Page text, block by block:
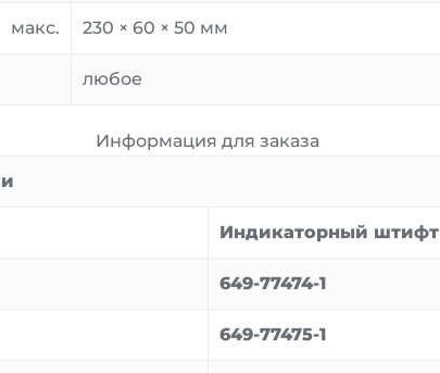
макс. 230 × 60 × 50 мм
любое
Информация для заказа
Индикаторный штифт
649-77474-1
649-77475-1